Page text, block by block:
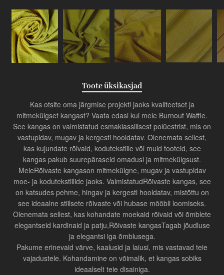
Toote üksikasjad
Kas otsite oma järgmise projekti jaoks kvaliteetset ja
mitmekülgset kangast? Vaata edasi kui meie Burnout Waffle.
See kangas on valmistatud esmaklassilisest polüestrist, mis on
vastupidav, mugav ja kergesti hooldatav. Olenemata sellest,
kas kujundate rõivaid, kodutekstiile või muid tooteid, see
kangas pakub suurepäraseid omadusi ja mitmekülgsust.
MeieRõivaste kangason mitmekülgne, mugav ja vastupidav
moe- ja kodutekstiilide jaoks. ValmistatudRõivaste kangas, see
on katsudes pehme, hingav ja kergesti hooldatav, mistõttu on
see ideaalne stiilsete rõivaste või hubase mööbli loomiseks.
Olenemata sellest, kas kohandate moekaid rõivaid või õmblete
elegantseid kardinaid ja patju,Rõivaste kangasTagab jõudluse
ja elegantsi iga õmblusega.
Pakume erinevaid värve, kaalusid ja laiusi, mis vastavad teie
vajadustele. Kohandamine on võimalik, et kangas sobiks
ideaalselt teie disainiga.